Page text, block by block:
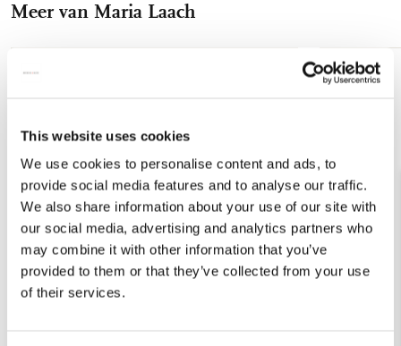
This website uses cookies
We use cookies to personalise content and ads, to
provide social media features and to analyse our traffic.
We also share information about your use of our site with
our social media, advertising and analytics partners who
may combine it with other information that you’ve
provided to them or that they’ve collected from your use
of their services.
mail
Meer van Maria Laach
Toevoegen